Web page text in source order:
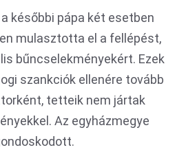
későbbi pápa két esetben
mulasztotta el a fellépést,
bűncselekményekért. Ezek
szankciók ellenére tovább
tetteik nem jártak
Az egyházmegye